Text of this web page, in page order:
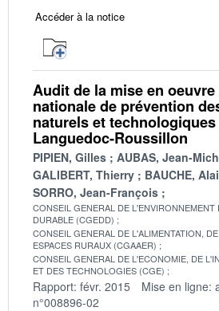
Accéder à la notice
Audit de la mise en
nationale de prévention
naturels et
Languedoc-Roussillon
PIPIEN, Gilles
AUBAS, Jean-
GALIBERT, Thierry
BAUCHE,
SORRO, Jean-François
CONSEIL GENERAL DE
DURABLE (CGEDD)
CONSEIL GENERAL DE L'ALIMENTATION,
ESPACES RURAUX (CGAAER)
CONSEIL GENERAL DE L'ECONOMIE, DE
ET DES TECHNOLOGIES (CGE)
Rapport: févr. 2015 Mise en ligne:
n°008896-02